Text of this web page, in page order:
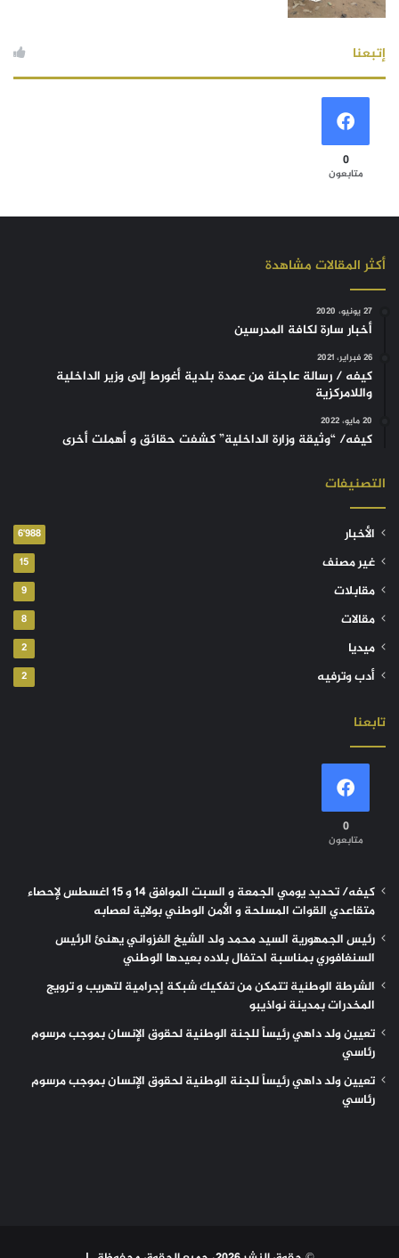
إتبعنا
0
متابعون
أكثر المقالات مشاهدة
27 يونيو، 2020
أخبار سارة لكافة المدرسين
26 فبراير، 2021
كيفه / رسالة عاجلة من عمدة بلدية أغورط إلى وزير الداخلية
واللامركزية
20 مايو، 2022
كيفه/ “وثيقة وزارة الداخلية” كشفت حقائق و أهملت أخرى
التصنيفات
الأخبار 6٬988
غير مصنف 15
مقابلات 9
مقالات 8
ميديا 2
أدب وترفيه 2
تابعنا
0
متابعون
كيفه/ تحديد يومي الجمعة و السبت الموافق 14 و 15 اغسطس لإحصاء
متقاعدي القوات المسلحة و الأمن الوطني بولاية لعصابه
رئيس الجمهورية السيد محمد ولد الشيخ الغزواني يهنئ الرئيس
السنغافوري بمناسبة احتفال بلاده بعيدها الوطني
الشرطة الوطنية تتمكن من تفكيك شبكة إجرامية لتهريب و ترويج
المخدرات بمدينة نواذيبو
تعيين ولد داهي رئيساً للجنة الوطنية لحقوق الإنسان بموجب مرسوم
رئاسي
تعيين ولد داهي رئيساً للجنة الوطنية لحقوق الإنسان بموجب مرسوم
رئاسي